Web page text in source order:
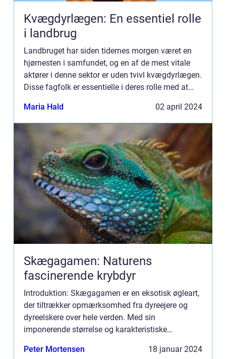
Kvægdyrlægen: En essentiel rolle
i landbrug
Landbruget har siden tidernes morgen været en
hjørnesten i samfundet, og en af de mest vitale
aktører i denne sektor er uden tvivl kvægdyrlægen.
Disse fagfolk er essentielle i deres rolle med at
udbredte lan...
Maria Hald 02 april 2024
Skægagamen: Naturens
fascinerende krybdyr
Introduktion: Skægagamen er en eksotisk øgleart,
der tiltrækker opmærksomhed fra dyreejere og
dyreelskere over hele verden. Med sin
imponerende størrelse og karakteristiske
kæledyr blandt reptilentusiaster. I...
Peter Mortensen 18 januar 2024